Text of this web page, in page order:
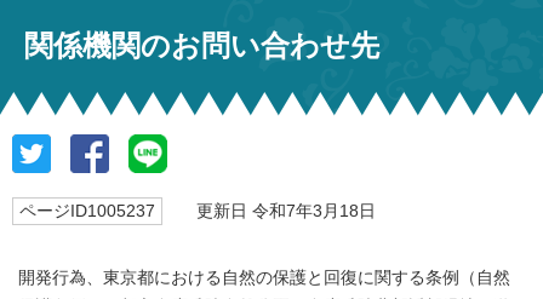
関係機関のお問い合わせ先
ページID1005237 更新日 令和7年3月18日
開発行為、東京都における自然の保護と回復に関する条例（自然